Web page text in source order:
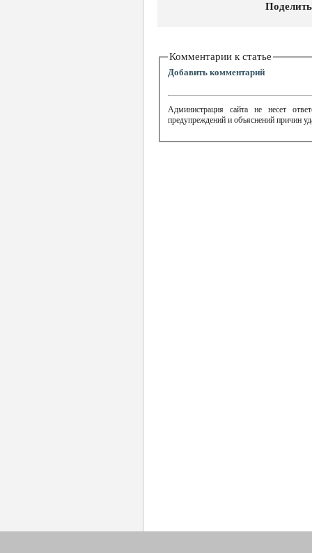
Комментарии к статье
Добавить комментарий
Администрация сайта не несет
предупреждений и объяснений причин